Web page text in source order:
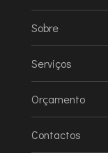
Sobre
Serviços
Orçamento
Contactos